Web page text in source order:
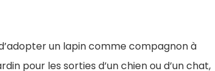
un lapin comme compagnon à
pour les sorties d’un chien ou d’un chat,